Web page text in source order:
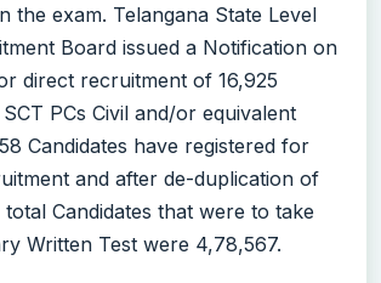
the exam. Telangana State Level
Board issued a Notification on
direct recruitment of 16,925
PCs Civil and/or equivalent
Candidates have registered for
and after de-duplication of
Candidates that were to take
Written Test were 4,78,567.